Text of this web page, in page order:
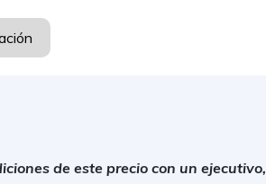
de este precio con un ejecutivo,